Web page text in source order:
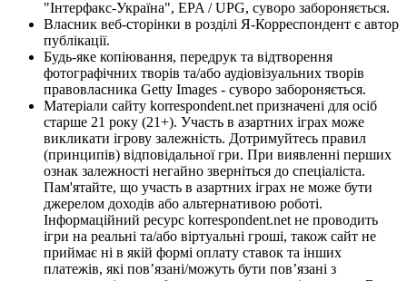
"Інтерфакс-Україна", EPA / UPG, суворо забороняється.
Власник веб-сторінки в розділі Я-Корреспондент є автор
публікації.
Будь-яке копіювання, передрук та відтворення
фотографічних творів та/або аудіовізуальних творів
правовласника Getty Images - суворо забороняється.
Матеріали сайту korrespondent.net призначені для осіб
старше 21 року (21+). Участь в азартних іграх може
викликати ігрову залежність. Дотримуйтесь правил
(принципів) відповідальної гри. При виявленні перших
ознак залежності негайно зверніться до спеціаліста.
Пам'ятайте, що участь в азартних іграх не може бути
джерелом доходів або альтернативою роботі.
Інформаційний ресурс korrespondent.net не проводить
ігри на реальні та/або віртуальні гроші, також сайт не
приймає ні в якій формі оплату ставок та інших
платежів, які пов’язані/можуть бути пов’язані з